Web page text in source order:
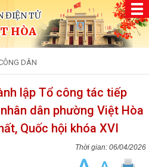
ĐIỆN TỬ
HÒA
DÂN
lập Tổ công tác tiếp
dân phường Việt Hòa
Quốc hội khóa XVI
06/04/2026